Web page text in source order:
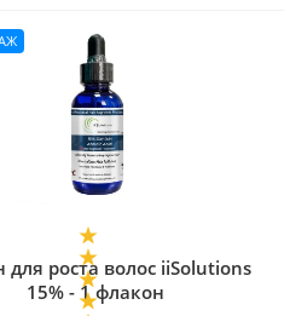
для роста волос iiSolutions
15% - 1 флакон